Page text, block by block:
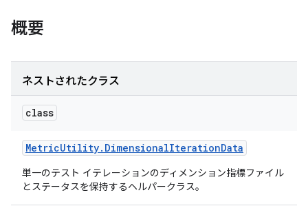
概要
ネストされたクラス
class
MetricUtility. DimensionalIterationData
単一のテスト イテレーションのディメンション指標ファイル
とステータスを保持するヘルパークラス。